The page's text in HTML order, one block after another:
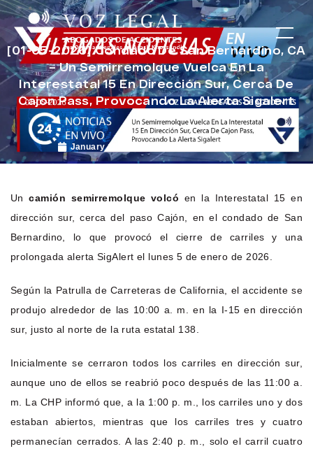
[01-05-2026] Condado De San Bernardino, CA
– Un Semirremolque Vuelca En La
Interestatal 15 En Dirección Sur, Cerca De
Cajon Pass, Provocando La Alerta Sigalert
January 19, 2026
Uncamión semirremolque volcó en la Interestatal 15 en
dirección sur, cerca del paso Cajón, en el condado de San
Bernardino, lo que provocó el cierre de carriles y una
prolongada alerta SigAlert el lunes 5 de enero de 2026.
Según la Patrulla de Carreteras de California, el accidente se
produjo alrededor de las 10:00 a. m. en la I-15 en dirección
sur, justo al norte de la ruta estatal 138.
Inicialmente se cerraron todos los carriles en dirección sur,
aunque uno de ellos se reabrió poco después de las 11:00 a.
m. La CHP informó que, a la 1:00 p. m., los carriles uno y dos
estaban abiertos, mientras que los carriles tres y cuatro
permanecían cerrados. A las 2:40 p. m., solo el carril cuatro